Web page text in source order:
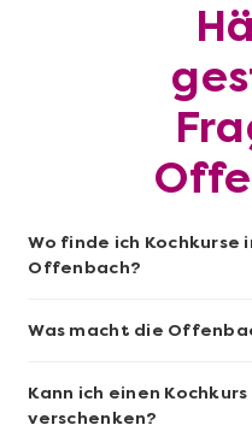
Sushi-
Wo finde ich Kochkurse
Offenbach?
Was macht die
Kann ich einen
verschenken?